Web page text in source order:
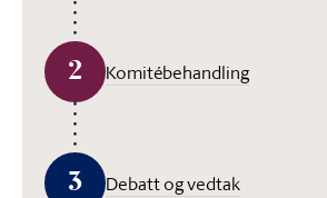
2 Komitébehandling
3 Debatt og vedtak